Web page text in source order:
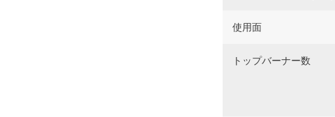
使用面
トップバーナー数